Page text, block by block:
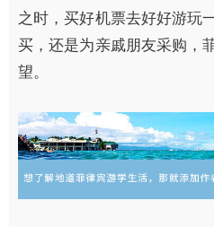
之时，买好机票去好好游玩
买，还是为亲戚朋友采购，
望。